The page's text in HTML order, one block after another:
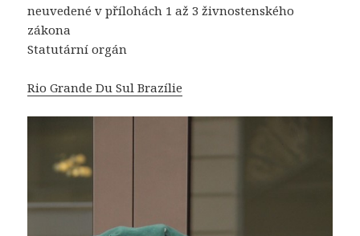
neuvedené v přílohách 1 až 3 živnostenského
zákona
Statutární orgán
Rio Grande Du Sul Brazílie